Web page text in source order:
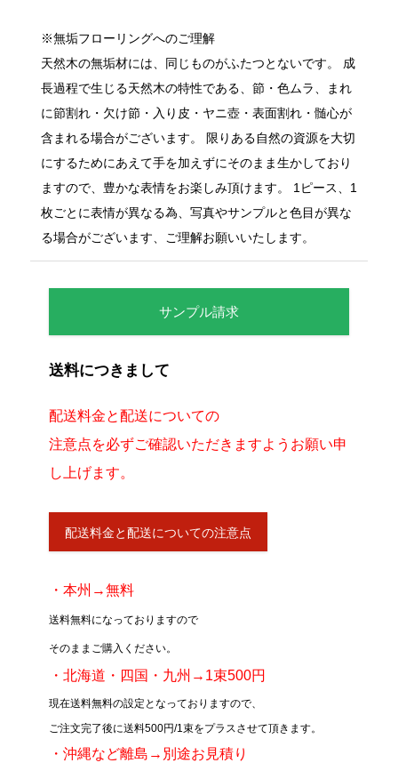
※無垢フローリングへのご理解
天然木の無垢材には、同じものがふたつとないです。 成
長過程で生じる天然木の特性である、節・色ムラ、まれ
に節割れ・欠け節・入り皮・ヤニ壺・表面割れ・髄心が
含まれる場合がございます。 限りある自然の資源を大切
にするためにあえて手を加えずにそのまま生かしており
ますので、豊かな表情をお楽しみ頂けます。 1ピース、1
枚ごとに表情が異なる為、写真やサンプルと色目が異な
る場合がございます、ご理解お願いいたします。
サンプル請求
送料につきまして
配送料金と配送についての
注意点を必ずご確認いただきますようお願い申
し上げます。
配送料金と配送についての注意点
・本州→無料
送料無料になっておりますので
そのままご購入ください。
・北海道・四国・九州→1束500円
現在送料無料の設定となっておりますので、
ご注文完了後に送料500円/1束をプラスさせて頂きます。
・沖縄など離島→別途お見積り